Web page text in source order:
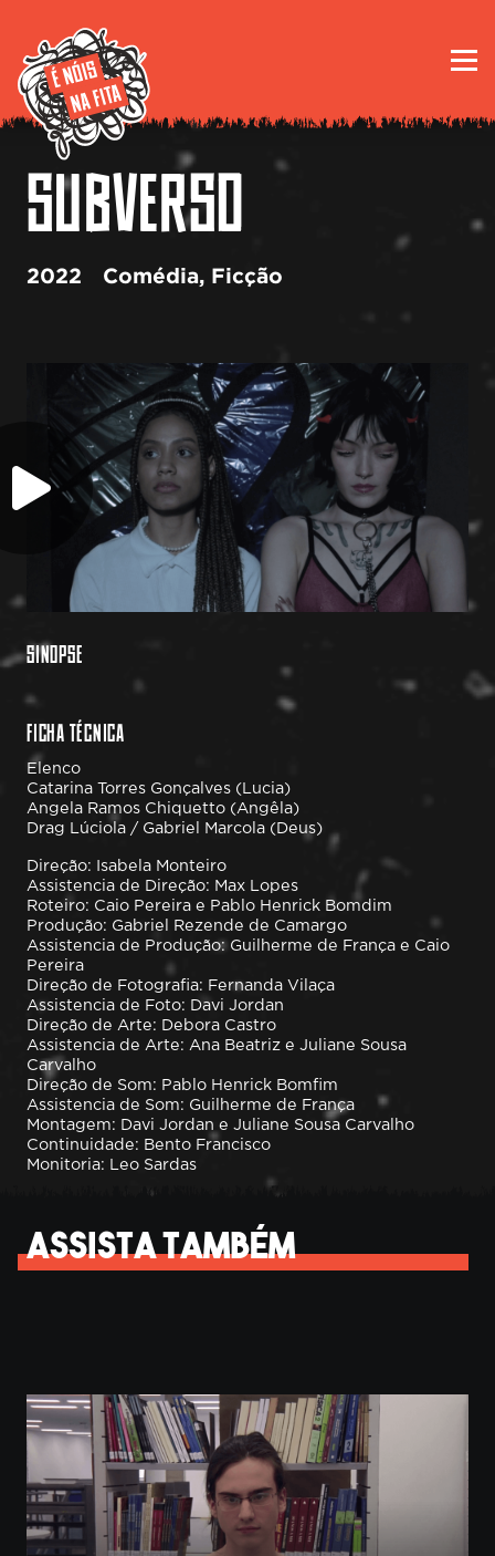
SUBVERSO
2022 Comédia, Ficção
SINOPSE
FICHA TÉCNICA
Elenco
Catarina Torres Gonçalves (Lucia)
Angela Ramos Chiquetto (Angêla)
Drag Lúciola / Gabriel Marcola (Deus)
Direção: Isabela Monteiro
Assistencia de Direção: Max Lopes
Roteiro: Caio Pereira e Pablo Henrick Bomdim
Produção: Gabriel Rezende de Camargo
Assistencia de Produção: Guilherme de França e Caio
Pereira
Direção de Fotografia: Fernanda Vilaça
Assistencia de Foto: Davi Jordan
Direção de Arte: Debora Castro
Assistencia de Arte: Ana Beatriz e Juliane Sousa
Carvalho
Direção de Som: Pablo Henrick Bomfim
Assistencia de Som: Guilherme de França
Montagem: Davi Jordan e Juliane Sousa Carvalho
Continuidade: Bento Francisco
Monitoria: Leo Sardas
Assista também